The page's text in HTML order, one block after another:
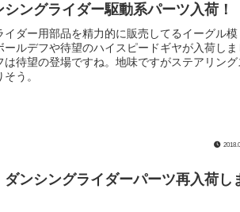
シングライダー駆動系パーツ入荷！
イダー用部品を精力的に販売してるイーグル模
ールデフや待望のハイスピードギヤが入荷しま
は待望の登場ですね。地味ですがステアリング
う。
ンシングライダーパーツ再入荷し